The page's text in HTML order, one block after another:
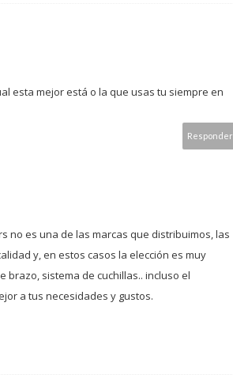
esta mejor está o la que usas tu siempre en
Responder
no es una de las marcas que distribuimos, las
y, en estos casos la elección es muy
sistema de cuchillas.. incluso el
a tus necesidades y gustos.